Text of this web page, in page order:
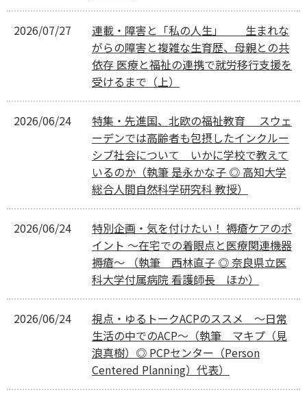
2026/07/27
連載・障害と「私の人生」 生まれな
がらの障害と複雑な生育歴、母親との共
依存 医療と福祉の連携で就労移行支援を
受けるまで（上）
2026/06/24
特集・先進国、北欧の福祉教育 スウェ
ーデンでは高齢者も包摂したインクルー
シブ社会について いかに学校で教えて
いるのか（執筆 是永かな子 ◎ 高知大学
総合人間自然科学研究科 教授）
2026/06/24
特別企画・気を付けたい！ 褥瘡ケアのポ
イント ～在宅での着眼点と医療関連機器
褥瘡～ （執筆 西林直子 ◎ 奈良県立医
科大学付属病院 看護師長 ほか）
2026/06/24
視点・ゆるトークACPのススメ ～日常
生活の中でのACP～（執筆 マキプ（見
浪真樹）◎ PCPセンター（Person
Centered Planning）代表）